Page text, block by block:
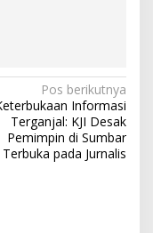
Pos berikutnya
Informasi
Terganjal: KJI Desak
Pemimpin di Sumbar
Terbuka pada Jurnalis